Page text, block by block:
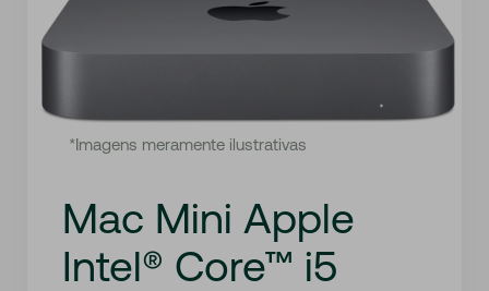
*Imagens meramente ilustrativas
Mac Mini Apple
Intel® Core™ i5